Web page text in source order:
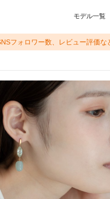
モデル一覧
フォロワー数、レビュー評価な